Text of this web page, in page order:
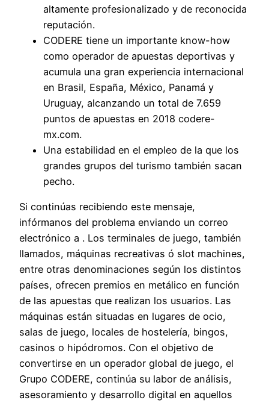
altamente profesionalizado y de reconocida
reputación.
CODERE tiene un importante know-how
como operador de apuestas deportivas y
acumula una gran experiencia internacional
en Brasil, España, México, Panamá y
Uruguay, alcanzando un total de 7.659
puntos de apuestas en 2018 codere-
mx.com.
Una estabilidad en el empleo de la que los
grandes grupos del turismo también sacan
pecho.
Si continúas recibiendo este mensaje,
infórmanos del problema enviando un correo
electrónico a . Los terminales de juego, también
llamados, máquinas recreativas ó slot machines,
entre otras denominaciones según los distintos
países, ofrecen premios en metálico en función
de las apuestas que realizan los usuarios. Las
máquinas están situadas en lugares de ocio,
salas de juego, locales de hostelería, bingos,
casinos o hipódromos. Con el objetivo de
convertirse en un operador global de juego, el
Grupo CODERE, continúa su labor de análisis,
asesoramiento y desarrollo digital en aquellos